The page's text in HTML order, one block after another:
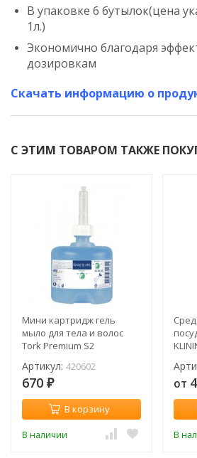
В упаковке 6 бутылок(цена
1л.)
Экономично благодаря
дозировкам
Скачать информацию о
С ЭТИМ ТОВАРОМ ТАКЖЕ
Мини картридж гель
мыло для тела и волос
Tork Premium S2
Артикул: 420602
670 ₽
В корзину
В наличии
от
В